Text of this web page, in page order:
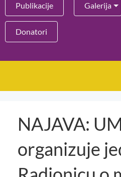
Publikacije Galerija
Donatori
NAJAVA:
organizuje